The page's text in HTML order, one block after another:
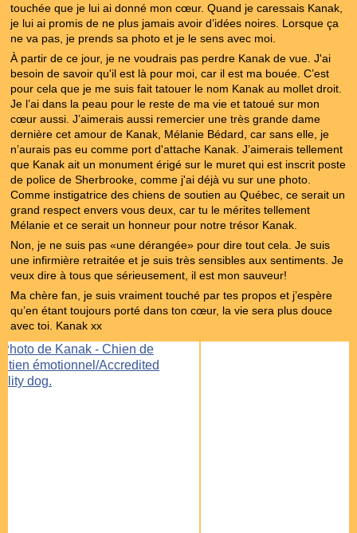
touchée que je lui ai donné mon cœur. Quand je caressais Kanak,
je lui ai promis de ne plus jamais avoir d’idées noires. Lorsque ça
ne va pas, je prends sa photo et je le sens avec moi.
À partir de ce jour, je ne voudrais pas perdre Kanak de vue. J'ai
besoin de savoir qu'il est là pour moi, car il est ma bouée. C’est
pour cela que je me suis fait tatouer le nom Kanak au mollet droit.
Je l’ai dans la peau pour le reste de ma vie et tatoué sur mon
cœur aussi. J’aimerais aussi remercier une très grande dame
dernière cet amour de Kanak, Mélanie Bédard, car sans elle, je
n’aurais pas eu comme port d'attache Kanak. J’aimerais tellement
que Kanak ait un monument érigé sur le muret qui est inscrit poste
de police de Sherbrooke, comme j'ai déjà vu sur une photo.
Comme instigatrice des chiens de soutien au Québec, ce serait un
grand respect envers vous deux, car tu le mérites tellement
Mélanie et ce serait un honneur pour notre trésor Kanak.
Non, je ne suis pas «une dérangée» pour dire tout cela. Je suis
une infirmière retraitée et je suis très sensibles aux sentiments. Je
veux dire à tous que sérieusement, il est mon sauveur!
Ma chère fan, je suis vraiment touché par tes propos et j’espère
qu’en étant toujours porté dans ton cœur, la vie sera plus douce
avec toi. Kanak xx